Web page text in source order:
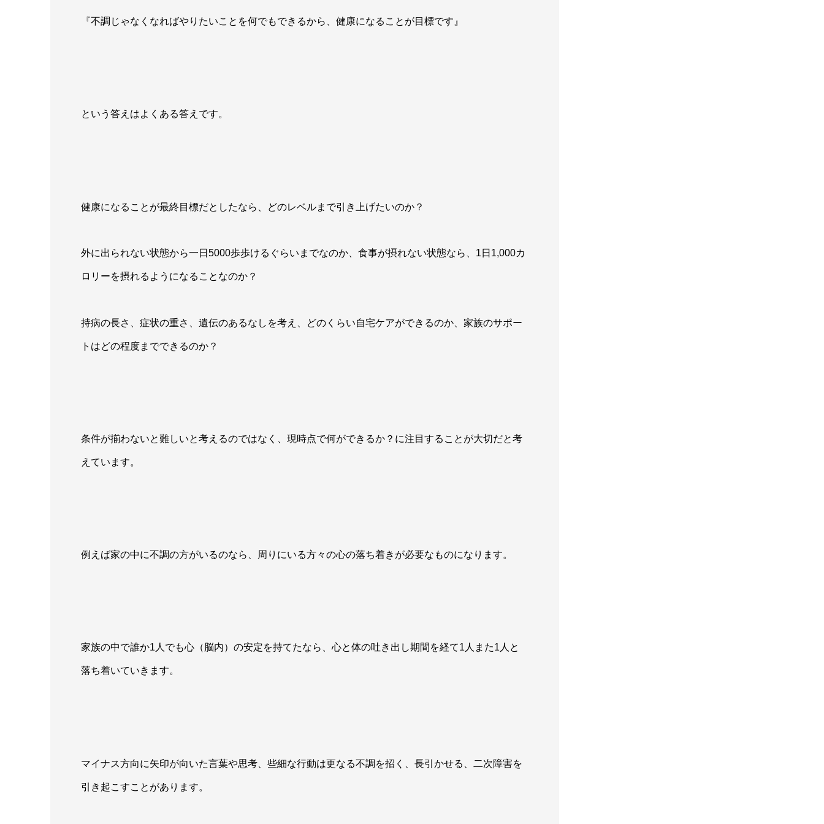
『不調じゃなくなればやりたいことを何でもできるから、健康になることが目標です』
という答えはよくある答えです。
健康になることが最終目標だとしたなら、どのレベルまで引き上げたいのか？
外に出られない状態から一日5000歩歩けるぐらいまでなのか、食事が摂れない状態なら、1日1,000カ
ロリーを摂れるようになることなのか？
持病の長さ、症状の重さ、遺伝のあるなしを考え、どのくらい自宅ケアができるのか、家族のサポー
トはどの程度までできるのか？
条件が揃わないと難しいと考えるのではなく、現時点で何ができるか？に注目することが大切だと考
えています。
例えば家の中に不調の方がいるのなら、周りにいる方々の心の落ち着きが必要なものになります。
家族の中で誰か1人でも心（脳内）の安定を持てたなら、心と体の吐き出し期間を経て1人また1人と
落ち着いていきます。
マイナス方向に矢印が向いた言葉や思考、些細な行動は更なる不調を招く、長引かせる、二次障害を
引き起こすことがあります。